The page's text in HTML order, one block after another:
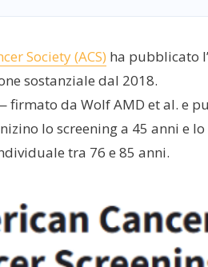
Society (ACS) ha pubblicato
sostanziale dal 2018.
firmato da Wolf AMD et al. e
lo screening a 45 anni e
tra 76 e 85 anni.